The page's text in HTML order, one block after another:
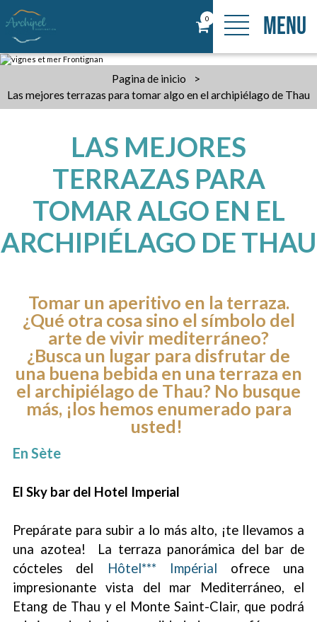
0 MENU
Pagina de inicio
>
Las mejores terrazas para tomar algo en el archipiélago de Thau
LAS MEJORES
TERRAZAS PARA
TOMAR ALGO EN EL
ARCHIPIÉLAGO DE THAU
Tomar un aperitivo en la terraza.
¿Qué otra cosa sino el símbolo del
arte de vivir mediterráneo?
¿Busca un lugar para disfrutar de
una buena bebida en una terraza en
el archipiélago de Thau? No busque
más, ¡los hemos enumerado para
usted!
En Sète
El Sky bar del Hotel Imperial
Prepárate para subir a lo más alto, ¡te llevamos a
una azotea! La terraza panorámica del bar de
cócteles del
Hôtel*** Impérial ofrece una
impresionante vista del mar Mediterráneo, el
Etang de Thau y el Monte Saint-Clair, que podrá